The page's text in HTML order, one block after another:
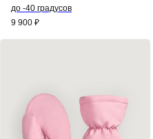
до -40 градусов
9 900 ₽